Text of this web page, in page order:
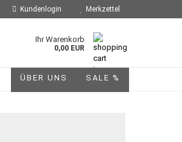
Kundenlogin Merkzettel
Ihr Warenkorb
0,00 EUR
ÜBER UNS SALE %